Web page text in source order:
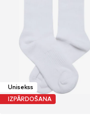
Unisekss
IZPĀRDOŠANA